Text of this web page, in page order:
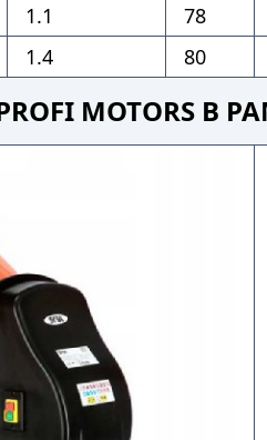
1.1 78
1.4 80
MOTORS В